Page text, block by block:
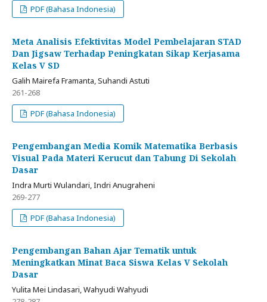
PDF (Bahasa Indonesia)
Meta Analisis Efektivitas Model Pembelajaran STAD
Dan Jigsaw Terhadap Peningkatan Sikap Kerjasama
Kelas V SD
Galih Mairefa Framanta, Suhandi Astuti
261-268
PDF (Bahasa Indonesia)
Pengembangan Media Komik Matematika Berbasis
Visual Pada Materi Kerucut dan Tabung Di Sekolah
Dasar
Indra Murti Wulandari, Indri Anugraheni
269-277
PDF (Bahasa Indonesia)
Pengembangan Bahan Ajar Tematik untuk
Meningkatkan Minat Baca Siswa Kelas V Sekolah
Dasar
Yulita Mei Lindasari, Wahyudi Wahyudi